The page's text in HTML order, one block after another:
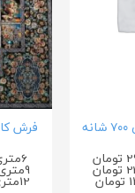
فرش کاشان هالیدی ۷۰۰ شانه
6متری : 14,900,000 تومان
9متری : 23,500,000 تومان
12متری : 29,000,000 تومان